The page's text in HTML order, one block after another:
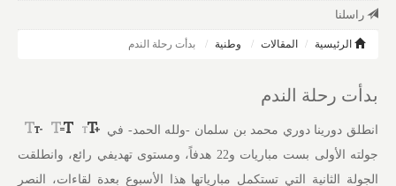
راسلنا
الرئيسية المقالات وطنية بدأت رحلة الندم
بدأت رحلة الندم
انطلق دورينا دوري محمد بن سلمان -ولله الحمد- في
جولته الأولى بست مباريات و22 هدفاً، ومستوى تهديفي رائع، وانطلقت
الجولة الثانية التي تستكمل مبارياتها هذا الأسبوع بعدة لقاءات، النصر